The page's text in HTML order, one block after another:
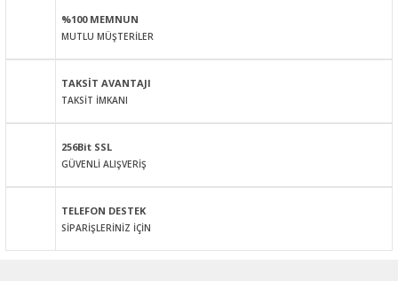
Ürün bilgilerinde hatalar bulunuyor.
Bu ürüne benzer farklı alternatifler olmalı.
%100 MEMNUN
MUTLU MÜŞTERİLER
TAKSİT AVANTAJI
TAKSİT İMKANI
256Bit SSL
GÜVENLİ ALIŞVERİŞ
TELEFON DESTEK
SİPARİŞLERİNİZ İÇİN